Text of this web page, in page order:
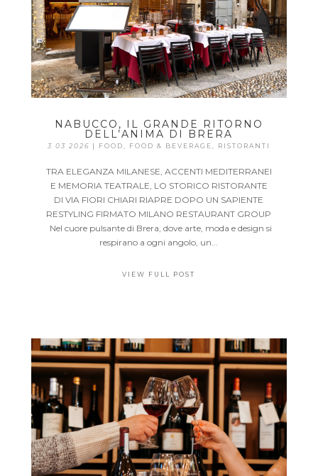
NABUCCO, IL GRANDE RITORNO
DELL’ANIMA DI BRERA
3 03 2026 FOOD, FOOD & BEVERAGE, RISTORANTI
TRA ELEGANZA MILANESE, ACCENTI MEDITERRANEI
E MEMORIA TEATRALE, LO STORICO RISTORANTE
DI VIA FIORI CHIARI RIAPRE DOPO UN SAPIENTE
RESTYLING FIRMATO MILANO RESTAURANT GROUP
Nel cuore pulsante di Brera, dove arte, moda e design si
respirano a ogni angolo, un...
VIEW FULL POST